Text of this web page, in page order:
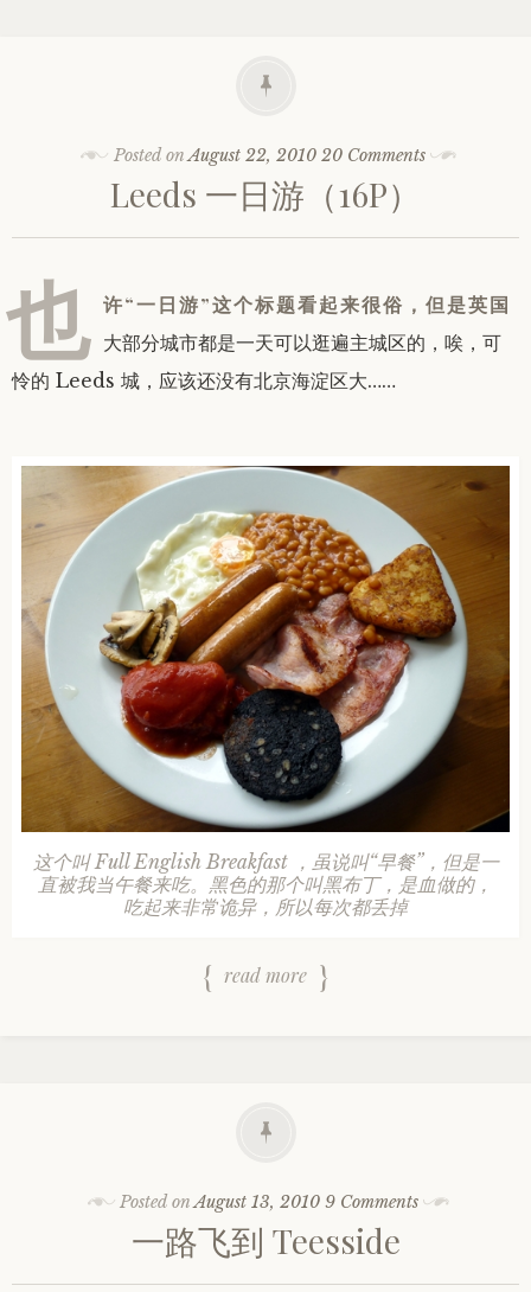
Posted onAugust 22, 2010 20 Comments
Leeds 一日游（16P）
也 许“一日游”这个标题看起来很俗，但是英国
大部分城市都是一天可以逛遍主城区的，唉，可
怜的 Leeds 城，应该还没有北京海淀区大……
这个叫 Full English Breakfast ，虽说叫“早餐”，但是一
直被我当午餐来吃。黑色的那个叫黑布丁，是血做的，
吃起来非常诡异，所以每次都丢掉
read more
Posted onAugust 13, 2010 9 Comments
一路飞到 Teesside